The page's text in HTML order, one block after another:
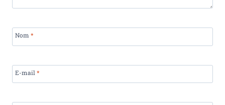
Nom *
E-mail *